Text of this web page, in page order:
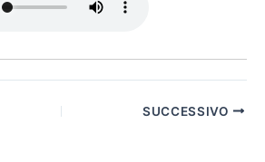
SUCCESSIVO